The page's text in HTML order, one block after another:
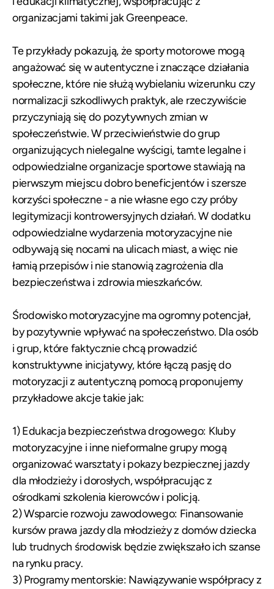
organizacjami takimi jak Greenpeace.
Te przykłady pokazują, że sporty motorowe mogą
angażować się w autentyczne i znaczące działania
społeczne, które nie służą wybielaniu wizerunku czy
normalizacji szkodliwych praktyk, ale rzeczywiście
przyczyniają się do pozytywnych zmian w
społeczeństwie. W przeciwieństwie do grup
organizujących nielegalne wyścigi, tamte legalne i
odpowiedzialne organizacje sportowe stawiają na
pierwszym miejscu dobro beneficjentów i szersze
korzyści społeczne - a nie własne ego czy próby
legitymizacji kontrowersyjnych działań. W dodatku
odpowiedzialne wydarzenia motoryzacyjne nie
odbywają się nocami na ulicach miast, a więc nie
łamią przepisów i nie stanowią zagrożenia dla
bezpieczeństwa i zdrowia mieszkańców.
Środowisko motoryzacyjne ma ogromny potencjał,
by pozytywnie wpływać na społeczeństwo. Dla osób
i grup, które faktycznie chcą prowadzić
konstruktywne inicjatywy, które łączą pasję do
motoryzacji z autentyczną pomocą proponujemy
przykładowe akcje takie jak:
1) Edukacja bezpieczeństwa drogowego: Kluby
motoryzacyjne i inne nieformalne grupy mogą
organizować warsztaty i pokazy bezpiecznej jazdy
dla młodzieży i dorosłych, współpracując z
ośrodkami szkolenia kierowców i policją.
2) Wsparcie rozwoju zawodowego: Finansowanie
kursów prawa jazdy dla młodzieży z domów dziecka
lub trudnych środowisk będzie zwiększało ich szanse
na rynku pracy.
3) Programy mentorskie: Nawiązywanie współpracy z